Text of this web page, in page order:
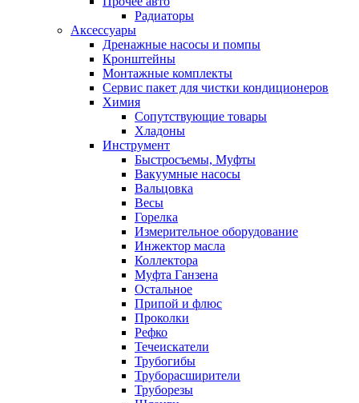
Радиаторы
Аксессуары
Дренажные насосы и помпы
Кронштейны
Монтажные комплекты
Сервис пакет для чистки кондиционеров
Химия
Сопутствующие товары
Хладоны
Инструмент
Быстросъемы, Муфты
Вакуумные насосы
Вальцовка
Весы
Горелка
Измерительное оборудование
Инжектор масла
Коллектора
Муфта Ганзена
Остальное
Припой и флюс
Проколки
Рефко
Течеискатели
Трубогибы
Труборасширители
Труборезы